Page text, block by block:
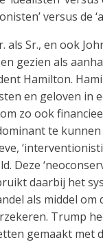
versus de
als Sr., en ook
gezien als
Hamilton.
en geloven in
zo ook
te kunnen
Deze
daarbij het
als middel om
Trump
gemaakt met